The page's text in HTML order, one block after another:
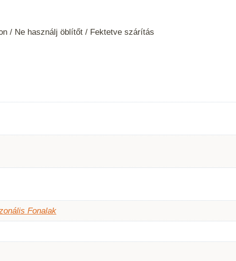
/ Ne használj öblítőt / Fektetve szárítás
Fonalak